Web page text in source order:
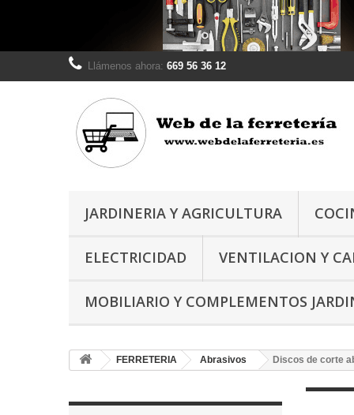
Llámenos ahora: 669 56 36 12
JARDINERIA Y AGRICULTURA
ELECTRICIDAD VENTILACION Y
MOBILIARIO Y COMPLEMENTOS
FERRETERIA Abrasivos Discos de corte